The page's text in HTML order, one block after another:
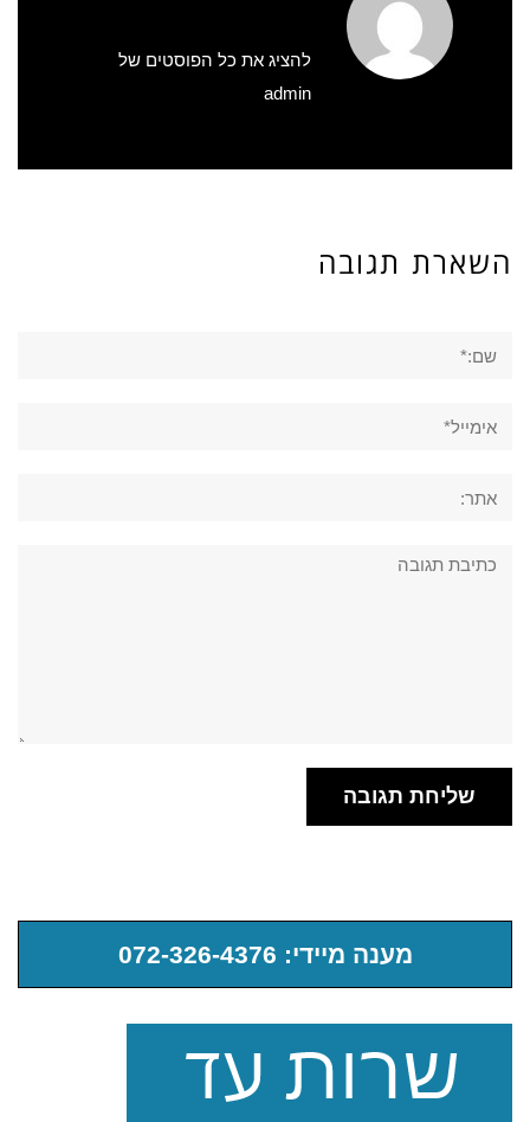
להציג את כל הפוסטים של
admin
השארת תגובה
מענה מיידי: 072-326-4376